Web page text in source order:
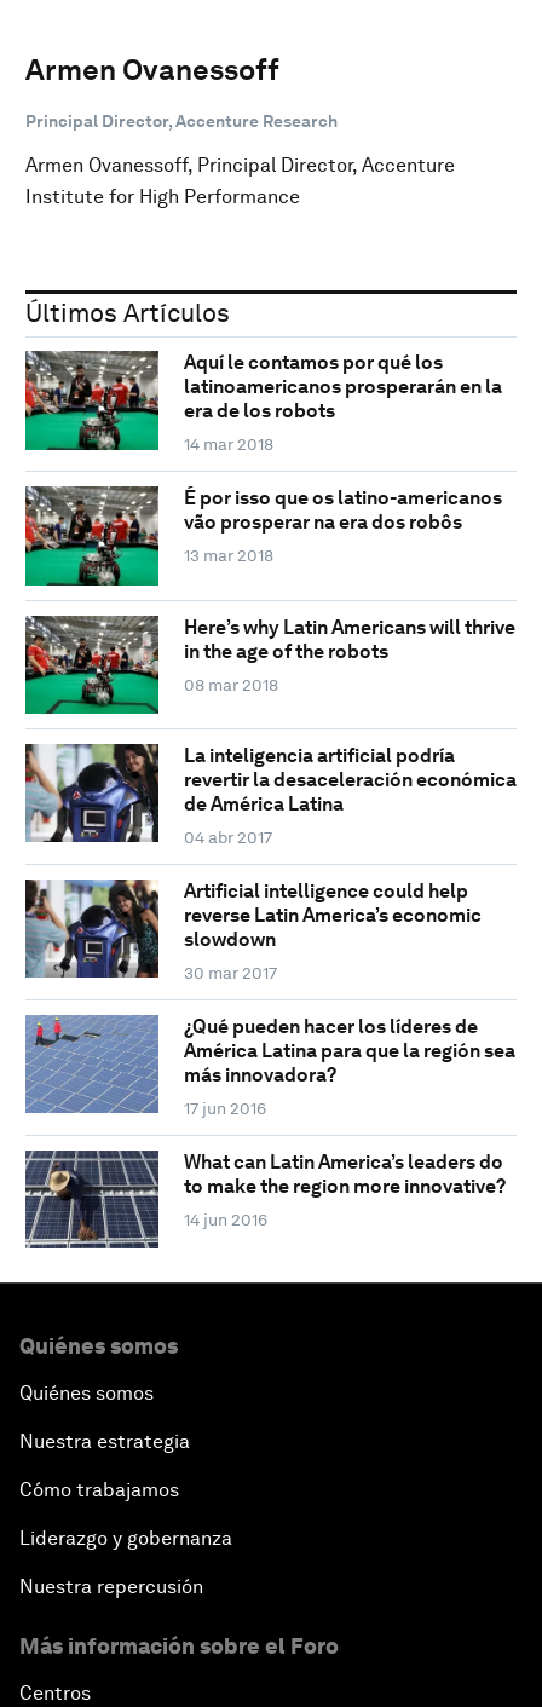
Armen Ovanessoff
Principal Director, Accenture Research
Armen Ovanessoff, Principal Director, Accenture
Institute for High Performance
Últimos Artículos
Aquí le contamos por qué los
latinoamericanos prosperarán en la
era de los robots
14 mar 2018
É por isso que os latino-americanos
vão prosperar na era dos robôs
13 mar 2018
Here’s why Latin Americans will thrive
in the age of the robots
08 mar 2018
La inteligencia artificial podría
revertir la desaceleración económica
de América Latina
04 abr 2017
Artificial intelligence could help
reverse Latin America’s economic
slowdown
30 mar 2017
¿Qué pueden hacer los líderes de
América Latina para que la región sea
más innovadora?
17 jun 2016
What can Latin America’s leaders do
to make the region more innovative?
14 jun 2016
Quiénes somos
Quiénes somos
Nuestra estrategia
Cómo trabajamos
Liderazgo y gobernanza
Nuestra repercusión
Más información sobre el Foro
Centros